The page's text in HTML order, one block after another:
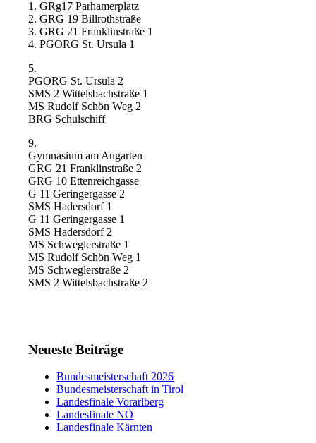
1. GRg17 Parhamerplatz
2. GRG 19 Billrothstraße
3. GRG 21 Franklinstraße 1
4. PGORG St. Ursula 1
5.
PGORG St. Ursula 2
SMS 2 Wittelsbachstraße 1
MS Rudolf Schön Weg 2
BRG Schulschiff
9.
Gymnasium am Augarten
GRG 21 Franklinstraße 2
GRG 10 Ettenreichgasse
G 11 Geringergasse 2
SMS Hadersdorf 1
G 11 Geringergasse 1
SMS Hadersdorf 2
MS Schweglerstraße 1
MS Rudolf Schön Weg 1
MS Schweglerstraße 2
SMS 2 Wittelsbachstraße 2
Neueste Beiträge
Bundesmeisterschaft 2026
Bundesmeisterschaft in Tirol
Landesfinale Vorarlberg
Landesfinale NÖ
Landesfinale Kärnten